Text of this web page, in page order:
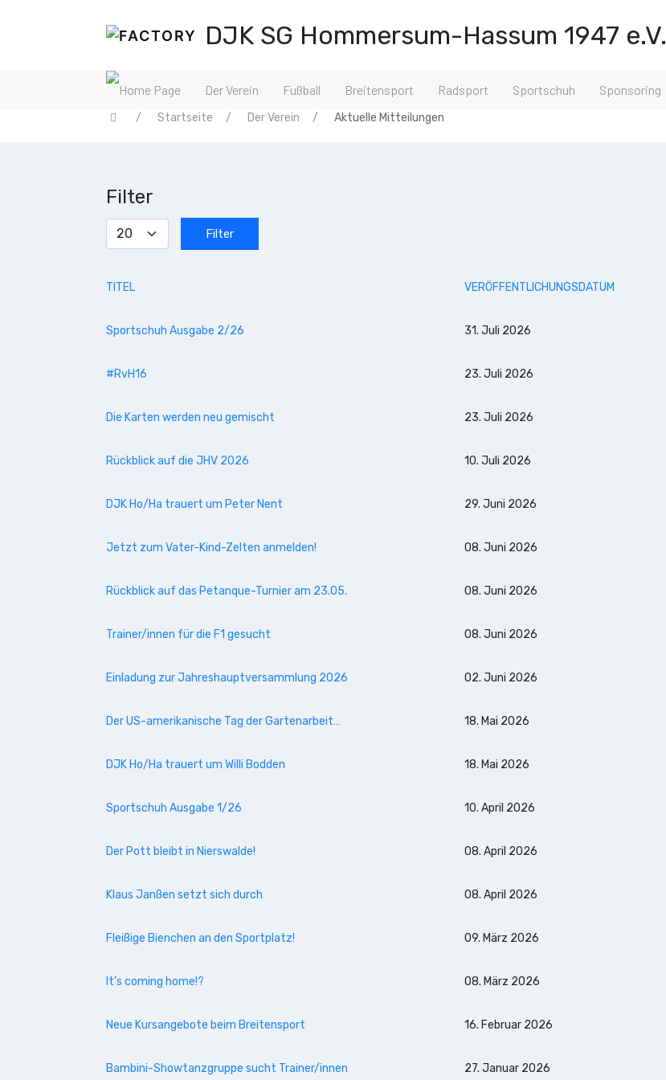
DJK SG Hommersum-Hassum 1947 e.V.
Der Verein Fußball Breitensport Radsport Sportschuh Sponsoring
Startseite Der Verein Aktuelle Mitteilungen
Filter
Anzeige
#
Filter
TITEL VERÖFFENTLICHUNGSDATUM
Sportschuh Ausgabe 2/26 31. Juli 2026
#RvH16 23. Juli 2026
Die Karten werden neu gemischt 23. Juli 2026
Rückblick auf die JHV 2026 10. Juli 2026
DJK Ho/Ha trauert um Peter Nent 29. Juni 2026
Jetzt zum Vater-Kind-Zelten anmelden! 08. Juni 2026
Rückblick auf das Petanque-Turnier am 23.05. 08. Juni 2026
Trainer/innen für die F1 gesucht 08. Juni 2026
Einladung zur Jahreshauptversammlung 2026 02. Juni 2026
Der US-amerikanische Tag der Gartenarbeit… 18. Mai 2026
DJK Ho/Ha trauert um Willi Bodden 18. Mai 2026
Sportschuh Ausgabe 1/26 10. April 2026
Der Pott bleibt in Nierswalde! 08. April 2026
Klaus Janßen setzt sich durch 08. April 2026
Fleißige Bienchen an den Sportplatz! 09. März 2026
It’s coming home!? 08. März 2026
Neue Kursangebote beim Breitensport 16. Februar 2026
Bambini-Showtanzgruppe sucht Trainer/innen 27. Januar 2026